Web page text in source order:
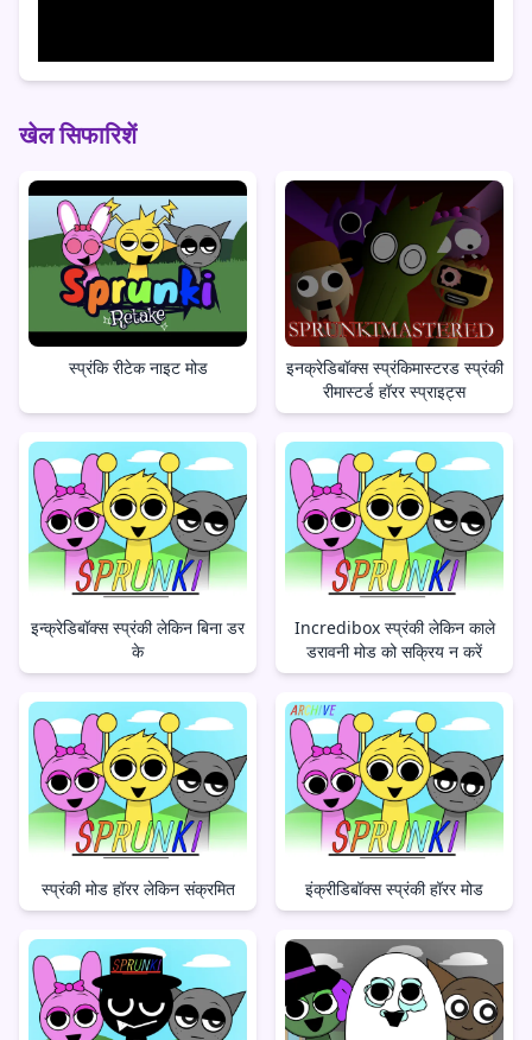
खेल सिफारिशें
स्प्रंकि रीटेक नाइट मोड
इनक्रेडिबॉक्स स्प्रंकिमास्टरड स्प्रंकी
रीमास्टर्ड हॉरर स्प्राइट्स
इन्क्रेडिबॉक्स स्प्रंकी लेकिन बिना डर
के
Incredibox स्प्रंकी लेकिन काले
डरावनी मोड को सक्रिय न करें
स्प्रंकी मोड हॉरर लेकिन संक्रमित इंक्रीडिबॉक्स स्प्रंकी हॉरर मोड